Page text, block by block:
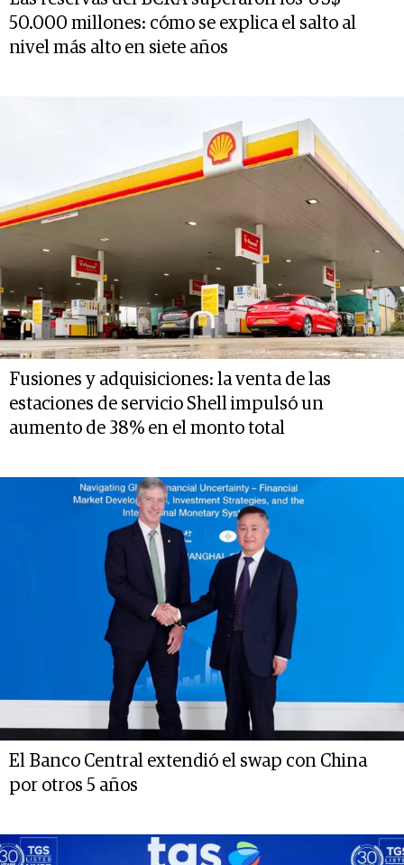
50.000 millones: cómo se explica el salto al
nivel más alto en siete años
Fusiones y adquisiciones: la venta de las
estaciones de servicio Shell impulsó un
aumento de 38% en el monto total
El Banco Central extendió el swap con China
por otros 5 años